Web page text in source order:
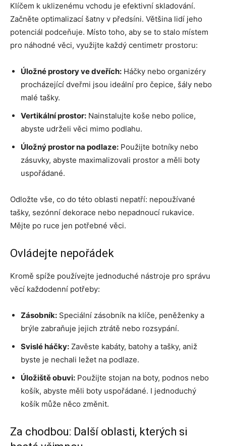
Klíčem k uklizenému vchodu je efektivní skladování.
Začněte optimalizací šatny v předsíni. Většina lidí jeho
potenciál podceňuje. Místo toho, aby se to stalo místem
pro náhodné věci, využijte každý centimetr prostoru:
Úložné prostory ve dveřích: Háčky nebo organizéry
procházející dveřmi jsou ideální pro čepice, šály nebo
malé tašky.
Vertikální prostor: Nainstalujte koše nebo police,
abyste udrželi věci mimo podlahu.
Úložný prostor na podlaze: Použijte botníky nebo
zásuvky, abyste maximalizovali prostor a měli boty
uspořádané.
Odložte vše, co do této oblasti nepatří: nepoužívané
tašky, sezónní dekorace nebo nepadnoucí rukavice.
Mějte po ruce jen potřebné věci.
Ovládejte nepořádek
Kromě spíže používejte jednoduché nástroje pro správu
věcí každodenní potřeby:
Zásobník: Speciální zásobník na klíče, peněženky a
brýle zabraňuje jejich ztrátě nebo rozsypání.
Svislé háčky: Zavěste kabáty, batohy a tašky, aniž
byste je nechali ležet na podlaze.
Úložiště obuvi: Použijte stojan na boty, podnos nebo
košík, abyste měli boty uspořádané. I jednoduchý
košík může něco změnit.
Za chodbou: Další oblasti, kterých si